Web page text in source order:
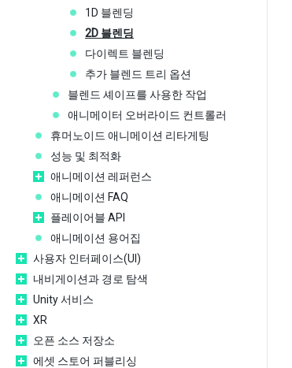
1D 블렌딩
2D 블렌딩
다이렉트 블렌딩
추가 블렌드 트리 옵션
블렌드 셰이프를 사용한 작업
애니메이터 오버라이드 컨트롤러
휴머노이드 애니메이션 리타게팅
성능 및 최적화
애니메이션 레퍼런스
애니메이션 FAQ
플레이어블 API
애니메이션 용어집
사용자 인터페이스(UI)
내비게이션과 경로 탐색
Unity 서비스
XR
오픈 소스 저장소
에셋 스토어 퍼블리싱